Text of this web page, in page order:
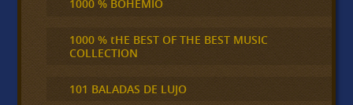
1000 % BOHEMIO
1000 % tHE BEST OF THE BEST MUSIC
COLLECTION
101 BALADAS DE LUJO